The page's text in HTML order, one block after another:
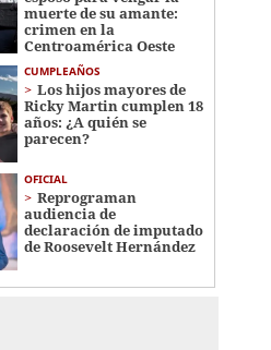
muerte de su amante:
crimen en la
Centroamérica Oeste
CUMPLEAÑOS
Los hijos mayores de
Ricky Martin cumplen 18
años: ¿A quién se
parecen?
OFICIAL
Reprograman
audiencia de
declaración de imputado
de Roosevelt Hernández